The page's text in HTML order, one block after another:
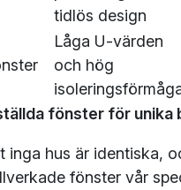
tidlös design
Låga U-värden
och hög
fönster för unika
inga hus är identiska,
fönster vår